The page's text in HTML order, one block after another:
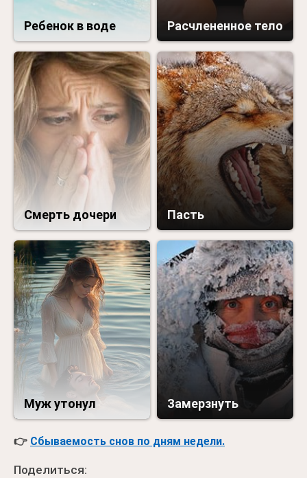
Ребенок в воде Расчлененное тело
Смерть дочери Пасть
Муж утонул Замерзнуть
👉 Сбываемость снов по дням недели.
Поделиться: